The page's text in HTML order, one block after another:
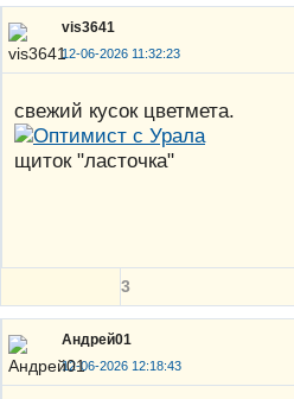
vis3641
12-06-2026 11:32:23
свежий кусок цветмета.
щиток "ласточка"
3
Андрей01
12-06-2026 12:18:43